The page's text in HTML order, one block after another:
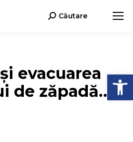
Search:Căutare
evacuarea
de zăpadă…